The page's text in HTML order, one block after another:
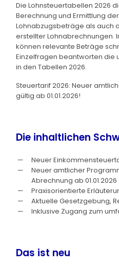
Die Lohnsteuertabellen 2026
Berechnung und Ermittlung
Lohnabzugsbeträge als auch
erstellter Lohnabrechnungen.
können relevante Beträge
Einzelfragen beantworten die
in den Tabellen 2026.
Steuertarif 2026: Neuer
gültig ab 01.01.2026!
Die inhaltlichen
Neuer
Neuer amtlicher
Abrechnung ab 01.01.2026
Praxisorientierte
Aktuelle Gesetzgebung,
Inklusive Zugang zum
Das ist neu